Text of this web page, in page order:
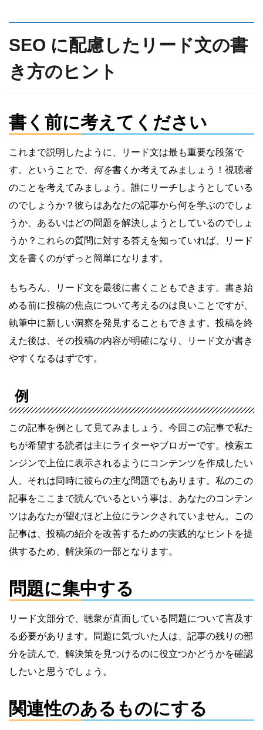
SEO に配慮したリード文の書
き方のヒント
書く前に考えてください
これまで説明したように、リード文は最も重要な段落で
す。ということで、 何を書くか考えてみましょう！視聴者
のことを考えてみましょう。誰にリーチしようとしている
のでしょうか？彼らはあなたの記事から何を学ぶのでしょ
うか、あるいはどの問題を解決しようとしているのでしょ
うか？これらの質問に対する答えを知っていれば、リード
文を書くのがずっと簡単になります。
もちろん、リード文を最後に書くこともできます。書き始
める前に投稿の焦点について考えるのは良いことですが、
執筆中に新しい洞察を発見することもできます。投稿を終
えた後は、その投稿の内容が明確になり、リード文が書き
やすくなるはずです。
例
この記事を例として見てみましょう。今回この記事で私た
ちが希望する読者は主にライターやブロガーです。検索エ
ンジンで上位に表示されるようにコンテンツを作成したい
人。それは同時に彼らの主な問題でもあります。私のこの
記事をここまで読んでいるという事は、あなたのコンテン
ツはあなたが望むほど上位にランクされていません。この
記事は、投稿の紹介を改善するための実践的なヒントを提
供するため、解決策の一部となります。
問題に集中する
リード文部分で、聴衆が直面している問題について言及す
る必要があります。問題に気づいた人は、記事の残りの部
分を読んで、解決策を見つけるのに役立つかどうかを確認
したいと思うでしょう。
関連性のあるものにする